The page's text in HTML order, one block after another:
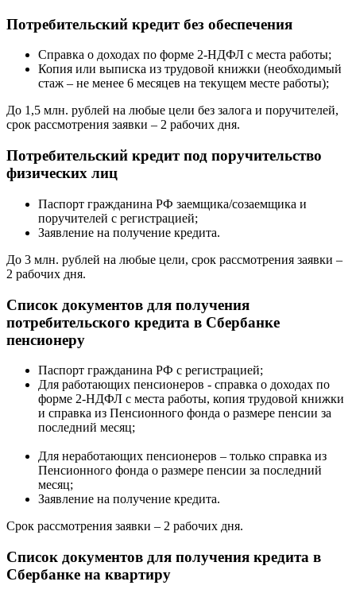
Потребительский кредит без обеспечения
Справка о доходах по форме 2-НДФЛ с места работы;
Копия или выписка из трудовой книжки (необходимый
стаж – не менее 6 месяцев на текущем месте работы);
До 1,5 млн. рублей на любые цели без залога и поручителей,
срок рассмотрения заявки – 2 рабочих дня.
Потребительский кредит под поручительство
физических лиц
Паспорт гражданина РФ заемщика/созаемщика и
поручителей с регистрацией;
Заявление на получение кредита.
До 3 млн. рублей на любые цели, cрок рассмотрения заявки –
2 рабочих дня.
Список документов для получения
потребительского кредита в Сбербанке
пенсионеру
Паспорт гражданина РФ с регистрацией;
Для работающих пенсионеров - справка о доходах по
форме 2-НДФЛ с места работы, копия трудовой книжки
и справка из Пенсионного фонда о размере пенсии за
последний месяц;
Для неработающих пенсионеров – только справка из
Пенсионного фонда о размере пенсии за последний
месяц;
Заявление на получение кредита.
Срок рассмотрения заявки – 2 рабочих дня.
Список документов для получения кредита в
Сбербанке на квартиру